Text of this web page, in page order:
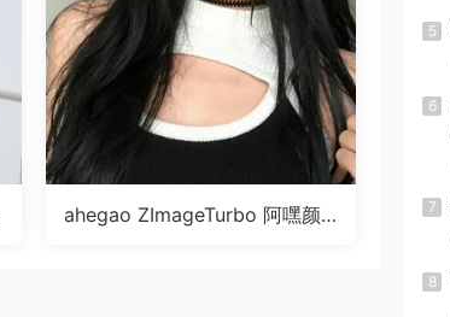
ahegao ZImageTurbo 阿嘿颜
5
6
7
8